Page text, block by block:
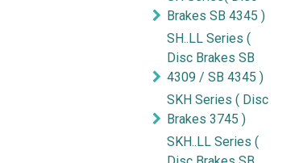
Brakes SB 4345 )
SH..LL Series (
Disc Brakes SB
4309 / SB 4345 )
SKH Series ( Disc
Brakes 3745 )
SKH..LL Series (